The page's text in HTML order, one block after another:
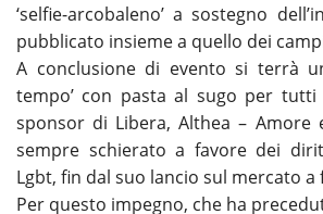
‘selfie-arcobaleno’ a sostegno
pubblicato insieme a quello dei
A conclusione di evento si terrà
tempo’ con pasta al sugo per
sponsor di Libera, Althea – Amore
sempre schierato a favore dei
Lgbt, fin dal suo lancio sul mercato a
Per questo impegno, che ha